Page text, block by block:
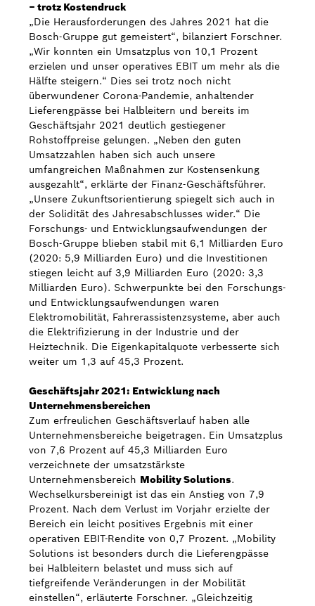
– trotz Kostendruck
„Die Herausforderungen des Jahres 2021 hat die
Bosch-Gruppe gut gemeistert“, bilanziert Forschner.
„Wir konnten ein Umsatzplus von 10,1 Prozent
erzielen und unser operatives EBIT um mehr als die
Hälfte steigern.“ Dies sei trotz noch nicht
überwundener Corona-Pandemie, anhaltender
Lieferengpässe bei Halbleitern und bereits im
Geschäftsjahr 2021 deutlich gestiegener
Rohstoffpreise gelungen. „Neben den guten
Umsatzzahlen haben sich auch unsere
umfangreichen Maßnahmen zur Kostensenkung
ausgezahlt“, erklärte der Finanz-Geschäftsführer.
„Unsere Zukunftsorientierung spiegelt sich auch in
der Solidität des Jahresabschlusses wider.“ Die
Forschungs- und Entwicklungsaufwendungen der
Bosch-Gruppe blieben stabil mit 6,1 Milliarden Euro
(2020: 5,9 Milliarden Euro) und die Investitionen
stiegen leicht auf 3,9 Milliarden Euro (2020: 3,3
Milliarden Euro). Schwerpunkte bei den Forschungs-
und Entwicklungsaufwendungen waren
Elektromobilität, Fahrerassistenzsysteme, aber auch
die Elektrifizierung in der Industrie und der
Heiztechnik. Die Eigenkapitalquote verbesserte sich
weiter um 1,3 auf 45,3 Prozent.
Geschäftsjahr 2021: Entwicklung nach
Unternehmensbereichen
Zum erfreulichen Geschäftsverlauf haben alle
Unternehmensbereiche beigetragen. Ein Umsatzplus
von 7,6 Prozent auf 45,3 Milliarden Euro
verzeichnete der umsatzstärkste
Unternehmensbereich Mobility Solutions.
Wechselkursbereinigt ist das ein Anstieg von 7,9
Prozent. Nach dem Verlust im Vorjahr erzielte der
Bereich ein leicht positives Ergebnis mit einer
operativen EBIT-Rendite von 0,7 Prozent. „Mobility
Solutions ist besonders durch die Lieferengpässe
bei Halbleitern belastet und muss sich auf
tiefgreifende Veränderungen in der Mobilität
einstellen“, erläuterte Forschner. „Gleichzeitig